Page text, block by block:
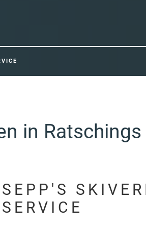
in Ratschings
SEPP'S
SERVICE